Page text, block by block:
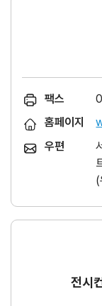
팩스
홈페이지
우편
(
전시